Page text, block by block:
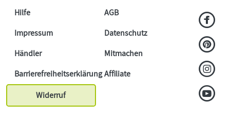
Hilfe
AGB
Impressum
Datenschutz
Händler
Mitmachen
BarrierefreiheitserklärungAffiliate
Widerruf